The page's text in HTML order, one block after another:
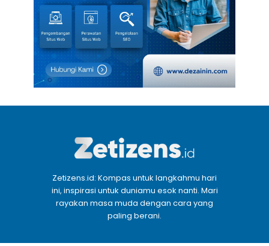
Zetizens.id: Kompas untuk langkahmu hari
ini, inspirasi untuk duniamu esok nanti. Mari
rayakan masa muda dengan cara yang
paling berani.